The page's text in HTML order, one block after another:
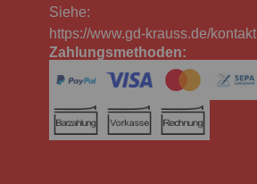
Siehe:
https://www.gd-krauss.de/kontakt
Zahlungsmethoden: